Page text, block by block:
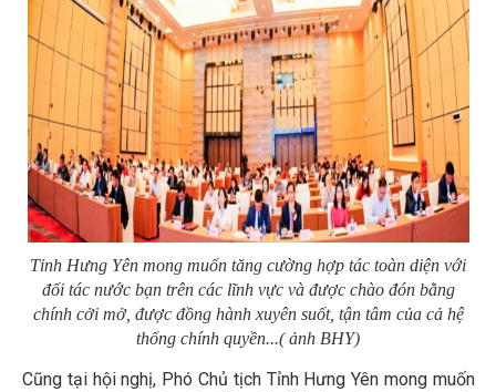
Tỉnh Hưng Yên mong muốn tăng cường hợp tác toàn diện với
đối tác nước bạn trên các lĩnh vực và được chào đón bằng
chính cởi mở, được đồng hành xuyên suốt, tận tâm của cả hệ
thống chính quyền...( ảnh BHY)
Cũng tại hội nghị, Phó Chủ tịch Tỉnh Hưng Yên mong muốn